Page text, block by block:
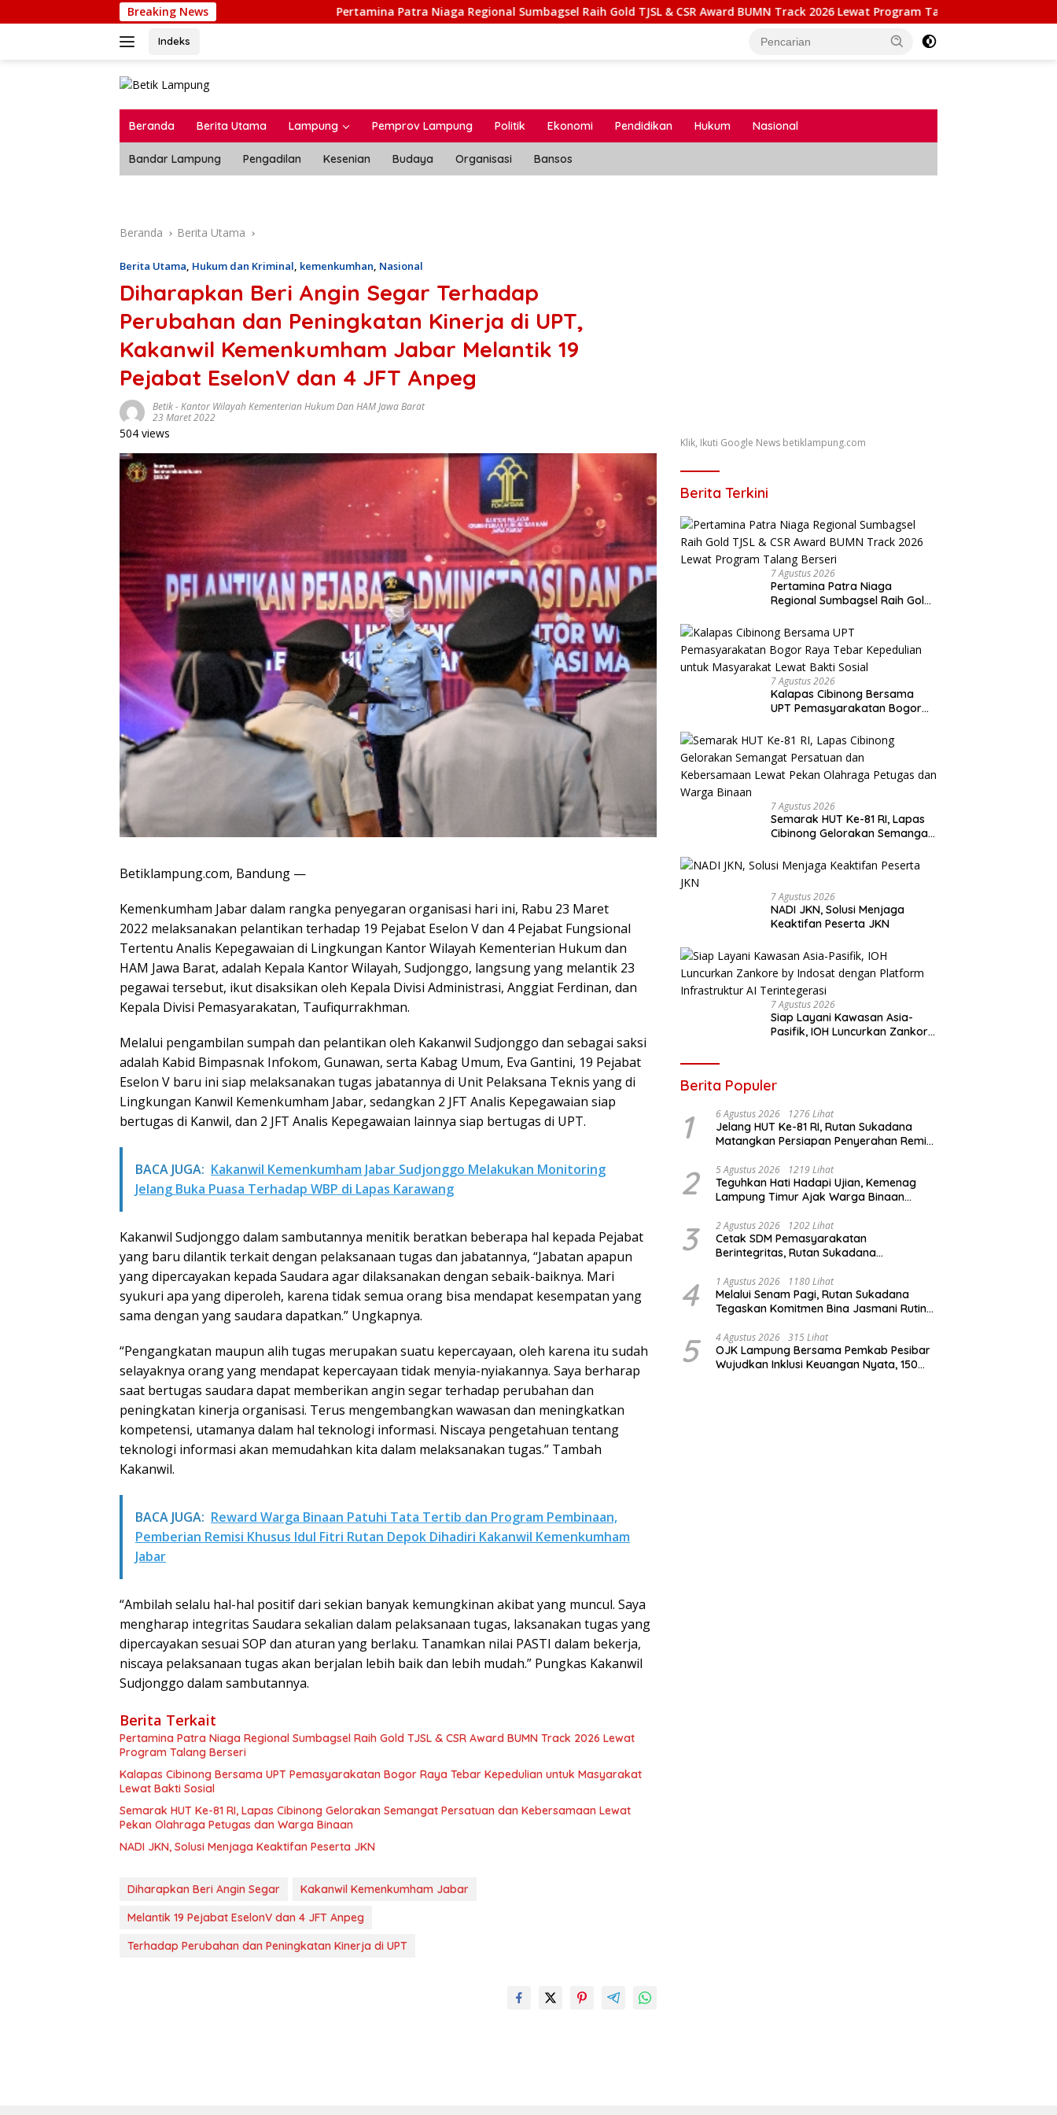
ke
Breaking News Pertamina Patra Niaga Regional Sumbagsel Raih Gold TJSL & CSR Award BUMN Track 2026 Lewat Program Talang Berseri
Indeks
Beranda Berita Utama Lampung Pemprov Lampung Politik Ekonomi Pendidikan Hukum Nasional
Bandar Lampung Pengadilan Kesenian Budaya Organisasi Bansos
Beranda Berita Utama
Berita Utama, Hukum dan Kriminal, kemenkumhan, Nasional
Diharapkan Beri Angin Segar Terhadap
Perubahan dan Peningkatan Kinerja di UPT,
Kakanwil Kemenkumham Jabar Melantik 19
Pejabat EselonV dan 4 JFT Anpeg
Betik-Kantor Wilayah Kementerian Hukum Dan HAM Jawa Barat
23 Maret 2022
504 views
Betiklampung.com, Bandung —
Kemenkumham Jabar dalam rangka penyegaran organisasi hari ini, Rabu 23 Maret
2022 melaksanakan pelantikan terhadap 19 Pejabat Eselon V dan 4 Pejabat Fungsional
Tertentu Analis Kepegawaian di Lingkungan Kantor Wilayah Kementerian Hukum dan
HAM Jawa Barat, adalah Kepala Kantor Wilayah, Sudjonggo, langsung yang melantik 23
pegawai tersebut, ikut disaksikan oleh Kepala Divisi Administrasi, Anggiat Ferdinan, dan
Kepala Divisi Pemasyarakatan, Taufiqurrakhman.
Melalui pengambilan sumpah dan pelantikan oleh Kakanwil Sudjonggo dan sebagai saksi
adalah Kabid Bimpasnak Infokom, Gunawan, serta Kabag Umum, Eva Gantini, 19 Pejabat
Eselon V baru ini siap melaksanakan tugas jabatannya di Unit Pelaksana Teknis yang di
Lingkungan Kanwil Kemenkumham Jabar, sedangkan 2 JFT Analis Kepegawaian siap
bertugas di Kanwil, dan 2 JFT Analis Kepegawaian lainnya siap bertugas di UPT.
BACA JUGA: Kakanwil Kemenkumham Jabar Sudjonggo Melakukan Monitoring
Jelang Buka Puasa Terhadap WBP di Lapas Karawang
Kakanwil Sudjonggo dalam sambutannya menitik beratkan beberapa hal kepada Pejabat
yang baru dilantik terkait dengan pelaksanaan tugas dan jabatannya, “Jabatan apapun
yang dipercayakan kepada Saudara agar dilaksanakan dengan sebaik-baiknya. Mari
syukuri apa yang diperoleh, karena tidak semua orang bisa mendapat kesempatan yang
sama dengan yang saudara dapatkan.” Ungkapnya.
“Pengangkatan maupun alih tugas merupakan suatu kepercayaan, oleh karena itu sudah
selayaknya orang yang mendapat kepercayaan tidak menyia-nyiakannya. Saya berharap
saat bertugas saudara dapat memberikan angin segar terhadap perubahan dan
peningkatan kinerja organisasi. Terus mengembangkan wawasan dan meningkatkan
kompetensi, utamanya dalam hal teknologi informasi. Niscaya pengetahuan tentang
teknologi informasi akan memudahkan kita dalam melaksanakan tugas.” Tambah
Kakanwil.
BACA JUGA: Reward Warga Binaan Patuhi Tata Tertib dan Program Pembinaan,
Pemberian Remisi Khusus Idul Fitri Rutan Depok Dihadiri Kakanwil Kemenkumham
Jabar
“Ambilah selalu hal-hal positif dari sekian banyak kemungkinan akibat yang muncul. Saya
mengharap integritas Saudara sekalian dalam pelaksanaan tugas, laksanakan tugas yang
dipercayakan sesuai SOP dan aturan yang berlaku. Tanamkan nilai PASTI dalam bekerja,
niscaya pelaksanaan tugas akan berjalan lebih baik dan lebih mudah.” Pungkas Kakanwil
Sudjonggo dalam sambutannya.
Berita Terkait
Pertamina Patra Niaga Regional Sumbagsel Raih Gold TJSL & CSR Award BUMN Track 2026 Lewat
Program Talang Berseri
Kalapas Cibinong Bersama UPT Pemasyarakatan Bogor Raya Tebar Kepedulian untuk Masyarakat
Lewat Bakti Sosial
Semarak HUT Ke-81 RI, Lapas Cibinong Gelorakan Semangat Persatuan dan Kebersamaan Lewat
Pekan Olahraga Petugas dan Warga Binaan
NADI JKN, Solusi Menjaga Keaktifan Peserta JKN
Diharapkan Beri Angin Segar
Kakanwil Kemenkumham Jabar
Melantik 19 Pejabat EselonV dan 4 JFT Anpeg
Terhadap Perubahan dan Peningkatan Kinerja di UPT
Klik, Ikuti Google News betiklampung.com
Berita Terkini
7 Agustus 2026
Pertamina Patra Niaga
Regional Sumbagsel Raih Gold
2026 Lewat Program Talang
Berseri
7 Agustus 2026
Kalapas Cibinong Bersama
UPT Pemasyarakatan Bogor
Masyarakat Lewat Bakti Sosial
7 Agustus 2026
Semarak HUT Ke-81 RI, Lapas
Cibinong Gelorakan Semangat
Lewat Pekan Olahraga Petugas
dan Warga Binaan
7 Agustus 2026
NADI JKN, Solusi Menjaga
Keaktifan Peserta JKN
7 Agustus 2026
Siap Layani Kawasan Asia-
Pasifik, IOH Luncurkan Zankore
Berita Populer
1 6 Agustus 2026 1276 Lihat
Jelang HUT Ke-81 RI, Rutan Sukadana
Matangkan Persiapan Penyerahan Remisi
2 5 Agustus 2026 1219 Lihat
Teguhkan Hati Hadapi Ujian, Kemenag
Lampung Timur Ajak Warga Binaan
3 2 Agustus 2026 1202 Lihat
Cetak SDM Pemasyarakatan
Berintegritas, Rutan Sukadana
2024
4 1 Agustus 2026 1180 Lihat
Melalui Senam Pagi, Rutan Sukadana
Tegaskan Komitmen Bina Jasmani Rutin
5 4 Agustus 2026 315 Lihat
OJK Lampung Bersama Pemkab Pesibar
Wujudkan Inklusi Keuangan Nyata, 150